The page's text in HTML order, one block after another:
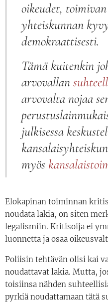
oikeudet,
yhteiskunnan
demokraattisesti.
Tämä kuitenkin
arvovallan
arvovalta nojaa
julkisessa
myös
Elokapinan toiminnan
noudata lakia, on siten
legalismiin. Kritisoija ei
luonnetta ja osaa
Poliisin tehtävän olisi kai
noudattavat lakia. Mutta,
toisiinsa nähden
pyrkiä noudattamaan tätä